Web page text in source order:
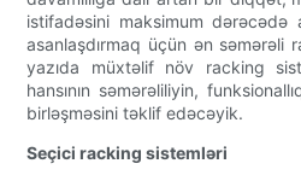
istifadəsini maksimum dərəcədə
asanlaşdırmaq üçün ən səmərəli
yazıda müxtəlif növ racking
hansının səmərəliliyin,
birləşməsini təklif edəcəyik.
Seçici racking sistemləri